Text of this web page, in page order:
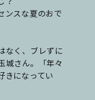
ンスな夏のおで
なく、ブレずに
城さん。「年々
きになってい